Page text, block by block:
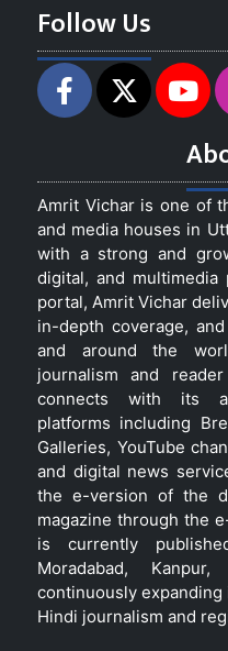
Follow Us
Amrit Vichar is one of
and media houses in
with a strong and
digital, and
portal, Amrit Vichar
in-depth coverage,
and around the
journalism and
connects with its
platforms including
Galleries, YouTube
and digital news
the e-version of the
magazine through the
is currently
Moradabad,
continuously
Hindi journalism and